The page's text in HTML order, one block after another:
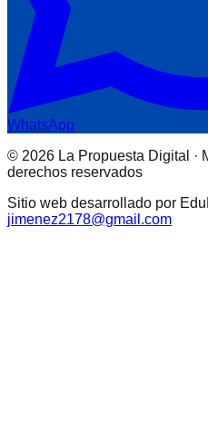
WhatsApp
© 2026 La Propuesta Digital ·
derechos reservados
Sitio web desarrollado por
jimenez2178@gmail.com